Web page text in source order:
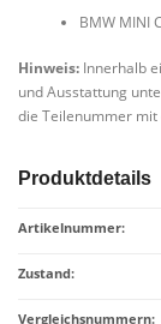
BMW MINI
Hinweis: Innerhalb
und Ausstattung
die Teilenummer
Produktdetails
Artikelnummer:
Zustand:
Vergleichsnummern: